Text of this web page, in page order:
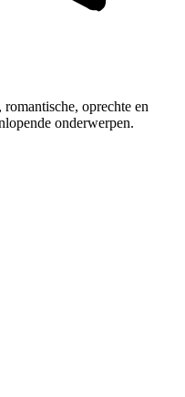
oprechte en
onderwerpen.